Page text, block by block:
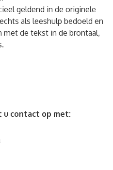
geldend in de originele
als leeshulp bedoeld en
de tekst in de brontaal,
u contact op met: